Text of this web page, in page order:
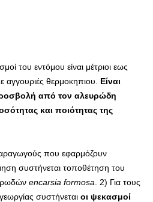
του εντόμου είναι μέτριοι εως
αγγουριές θερμοκηπιου.
Είναι
από τον αλευρώδη
και ποιότητας της
που εφαρμόζουν
συστήνεται τοποθέτηση του
encarsia formosa . 2) Για τους
συστήνεται οι ψεκασμοί